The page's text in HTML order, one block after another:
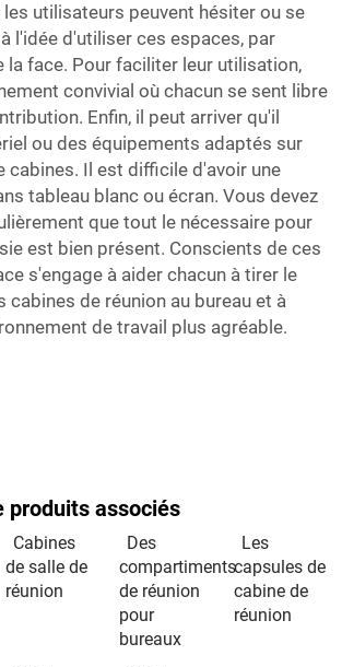
utilisateurs peuvent hésiter ou se
l'idée d'utiliser ces espaces, par
la face. Pour faciliter leur utilisation,
convivial où chacun se sent libre
Enfin, il peut arriver qu'il
ou des équipements adaptés sur
cabines. Il est difficile d'avoir une
tableau blanc ou écran. Vous devez
que tout le nécessaire pour
est bien présent. Conscients de ces
s'engage à aider chacun à tirer le
cabines de réunion au bureau et à
de travail plus agréable.
produits associés
Cabines
de salle de
réunion
Des
compartiments
de réunion
pour
bureaux
Les
capsules de
cabine de
réunion